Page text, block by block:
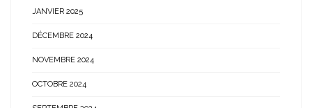
JANVIER 2025
DÉCEMBRE 2024
NOVEMBRE 2024
OCTOBRE 2024